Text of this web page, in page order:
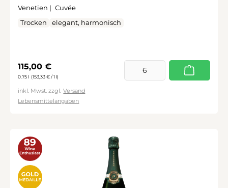
Venetien | Cuvée
Trocken
elegant, harmonisch
Regulärer Preis:
115,00 €
0.75 l (153,33 € / 1 l)
inkl. Mwst. zzgl. Versand
Lebensmittelangaben